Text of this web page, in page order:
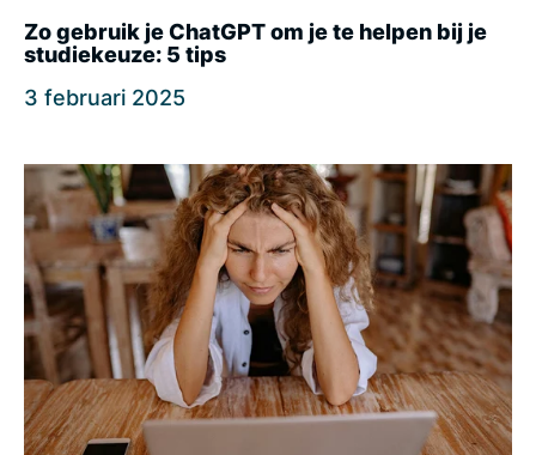
Zo gebruik je ChatGPT om je te helpen bij je
studiekeuze: 5 tips
3 februari 2025